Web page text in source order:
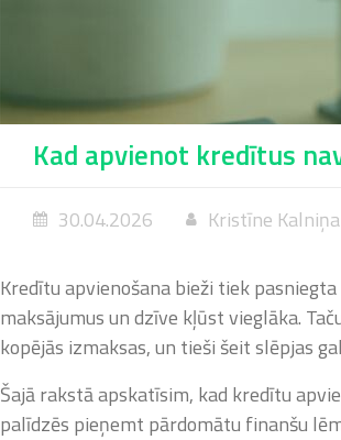
Kad apvienot kredītus
30.04.2026 Kristīne Kalniņa
Kredītu apvienošana bieži tiek
maksājumus un dzīve kļūst vieglāka.
kopējās izmaksas, un tieši šeit slēpjas
Šajā rakstā apskatīsim, kad kredītu
palīdzēs pieņemt pārdomātu finanšu